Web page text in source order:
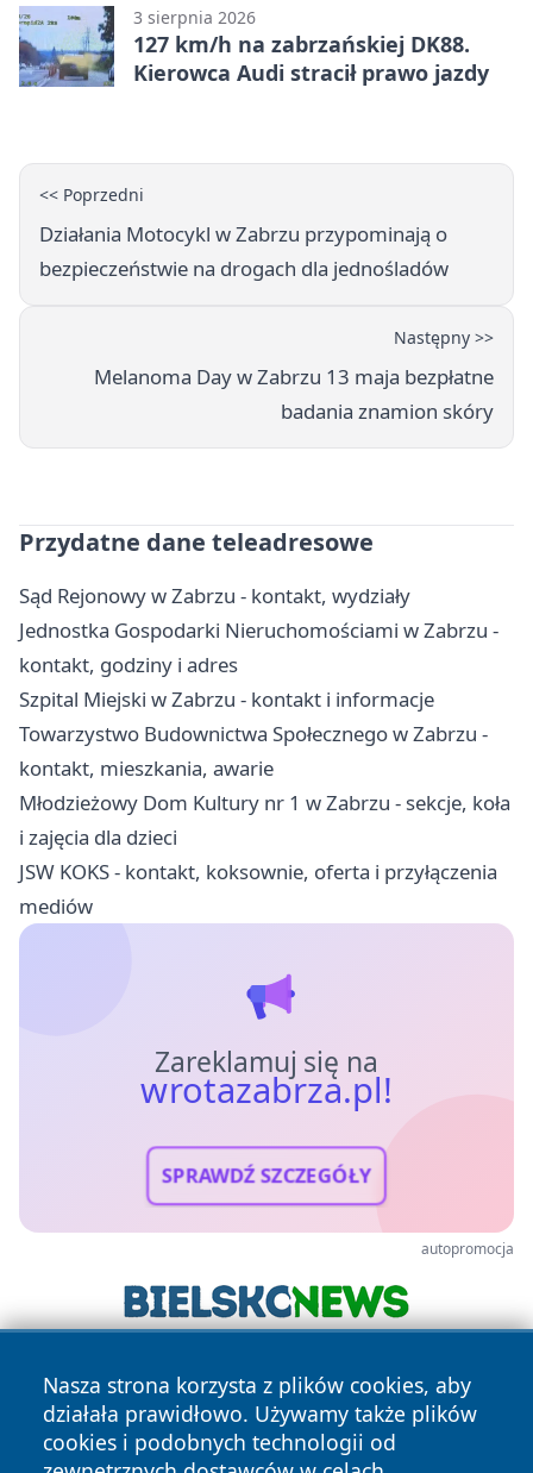
3 sierpnia 2026
127 km/h na zabrzańskiej DK88.
Kierowca Audi stracił prawo jazdy
<< Poprzedni
Działania Motocykl w Zabrzu przypominają o
bezpieczeństwie na drogach dla jednośladów
Następny >>
Melanoma Day w Zabrzu 13 maja bezpłatne
badania znamion skóry
Przydatne dane teleadresowe
Sąd Rejonowy w Zabrzu - kontakt, wydziały
Jednostka Gospodarki Nieruchomościami w Zabrzu -
kontakt, godziny i adres
Szpital Miejski w Zabrzu - kontakt i informacje
Towarzystwo Budownictwa Społecznego w Zabrzu -
kontakt, mieszkania, awarie
Młodzieżowy Dom Kultury nr 1 w Zabrzu - sekcje, koła
i zajęcia dla dzieci
JSW KOKS - kontakt, koksownie, oferta i przyłączenia
mediów
Zareklamuj się na
wrotazabrza.pl!
SPRAWDŹ SZCZEGÓŁY
autopromocja
Nasza strona korzysta z plików cookies, aby
działała prawidłowo. Używamy także plików
cookies i podobnych technologii od